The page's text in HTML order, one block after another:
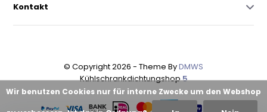
Kontakt
© Copyright 2026 - Theme ByDMWS
Kühlschrankdichtungshop5
Wir benutzen Cookies nur für interne Zwecke um den Webshop